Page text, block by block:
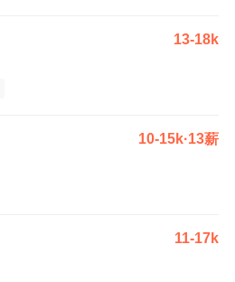
13-18k
10-15k·13薪
11-17k